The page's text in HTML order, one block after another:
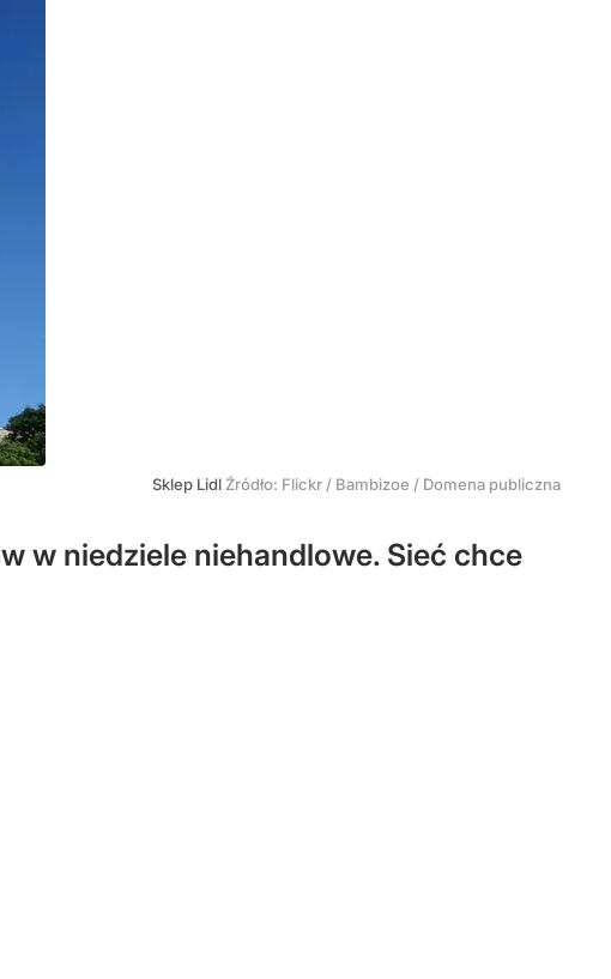
Sklep Lidl Źródło: Flickr / Bambizoe / Domena publiczna
w niedziele niehandlowe. Sieć chce